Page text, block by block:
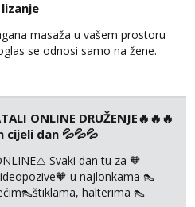
masaža u vašem prostoru
se odnosi samo na žene.
ONLINE DRUŽENJE🔥🔥🔥
cijeli dan 💦💦💦
Svaki dan tu za 🧡
u najlonkama 👠
halterima 👠